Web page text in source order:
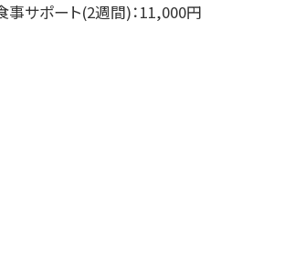
ート(2週間)：11,000円